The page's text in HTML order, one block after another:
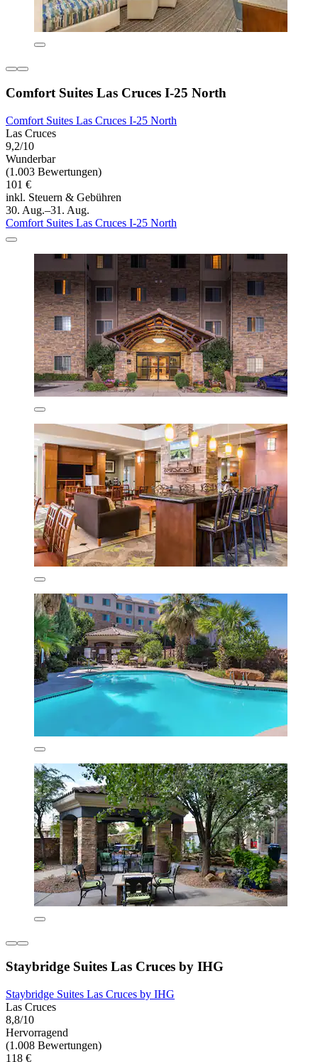
Comfort Suites Las Cruces I-25 North
Comfort Suites Las Cruces I-25 North
Las Cruces
9,2/10
Wunderbar
(1.003 Bewertungen)
101 €
inkl. Steuern & Gebühren
30. Aug.–31. Aug.
Comfort Suites Las Cruces I-25 North
Staybridge Suites Las Cruces by IHG
Staybridge Suites Las Cruces by IHG
Las Cruces
8,8/10
Hervorragend
(1.008 Bewertungen)
118 €